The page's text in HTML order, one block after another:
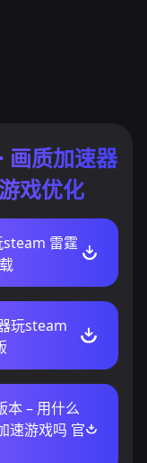
画质加速器
戏优化
steam 雷霆
玩steam
本 – 用什么
速游戏吗 官